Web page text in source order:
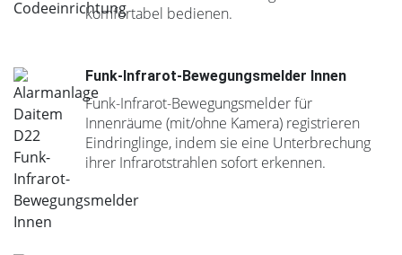
komfortabel bedienen.
Funk-Infrarot-Bewegungsmelder Innen
Funk-Infrarot-Bewegungsmelder für
Innenräume (mit/ohne Kamera) registrieren
Eindringlinge, indem sie eine Unterbrechung
ihrer Infrarotstrahlen sofort erkennen.